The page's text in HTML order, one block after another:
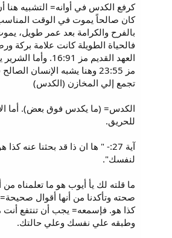
كرفع الكدس في أوانه= التشبيه هنا
كان صالحاً يموت في الوقت المناسب
بالفرح والكرامة بعد عمر طويل،
فالحياة الطويلة كانت علامة بركة
العهد القديم مز
مز 23:55 وهنا يشبه الإنسان
تجمع إلي المخازن (الكدس)
الكدس= (ما يكدس فوق بعض). أما
للحريق.
آية 27:- " ها ان ذا قد بحثنا عنه
لنفسك".
ما قلته لك يأ أيوب هو ما تعلمناه من
صحته وتأكدنا من أنها أقوال
كذا هو. فإسمعه= يجب أن تنتفع أنت
وطبقه علي نفسك وعلي حالتك.